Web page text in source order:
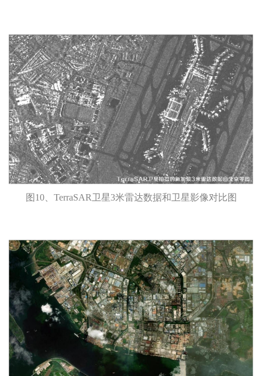
图10、TerraSAR卫星3米雷达数据和卫星影像对比图